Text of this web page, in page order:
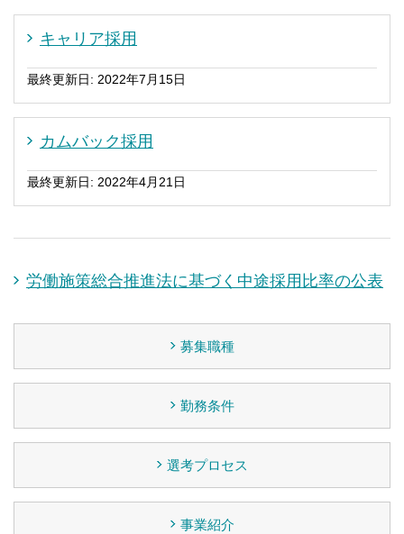
キャリア採用
最終更新日: 2022年7月15日
カムバック採用
最終更新日: 2022年4月21日
労働施策総合推進法に基づく中途採用比率の公表
募集職種
勤務条件
選考プロセス
事業紹介